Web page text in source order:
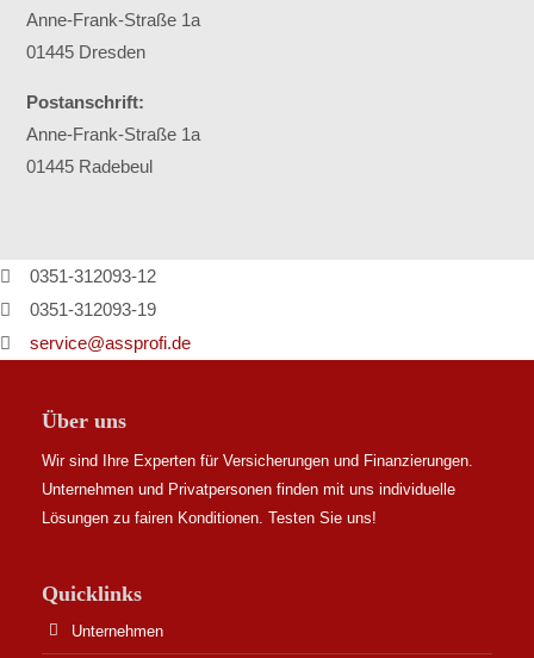
Anne-Frank-Straße 1a
01445 Dresden
Postanschrift:
Anne-Frank-Straße 1a
01445 Radebeul
0351-312093-12
0351-312093-19
service@assprofi.de
Über uns
Wir sind Ihre Experten für Versicherungen und Finanzierungen.
Unternehmen und Privatpersonen finden mit uns individuelle
Lösungen zu fairen Konditionen. Testen Sie uns!
Quicklinks
Unternehmen